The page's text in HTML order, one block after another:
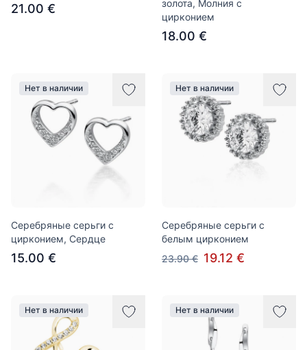
21.00 €
золота, Молния с
цирконием
18.00 €
Нет в наличии
Серебряные серьги с
цирконием, Сердце
15.00 €
Нет в наличии
Серебряные серьги с
белым цирконием
23.90 € 19.12 €
Нет в наличии Нет в наличии